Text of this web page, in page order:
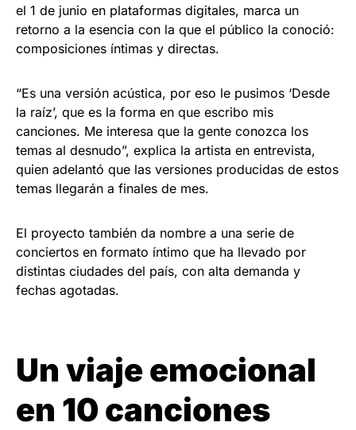
el 1 de junio en plataformas digitales, marca un
retorno a la esencia con la que el público la conoció:
composiciones íntimas y directas.
“Es una versión acústica, por eso le pusimos ‘Desde
la raíz’, que es la forma en que escribo mis
canciones. Me interesa que la gente conozca los
temas al desnudo”, explica la artista en entrevista,
quien adelantó que las versiones producidas de estos
temas llegarán a finales de mes.
El proyecto también da nombre a una serie de
conciertos en formato íntimo que ha llevado por
distintas ciudades del país, con alta demanda y
fechas agotadas.
Un viaje emocional
en 10 canciones